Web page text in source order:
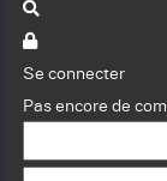
Se connecter
Pas encore de